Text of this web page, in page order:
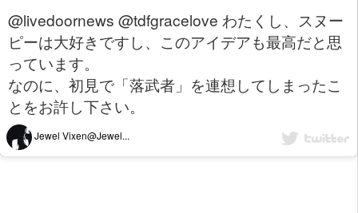
@livedoornews @tdfgracelove わたくし、スヌー
ピーは大好きですし、このアイデアも最高だと思
っています。
なのに、初見で「落武者」を連想してしまったこ
とをお許し下さい。
Jewel Vixen@Jewel...